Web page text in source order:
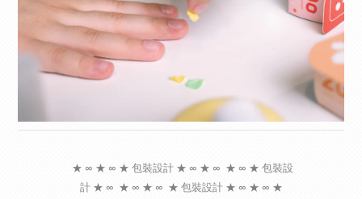
★ ∞ ★ ∞ ★ 包裝設計 ★ ∞ ★ ∞ ★ ∞ ★ 包裝設
計 ★ ∞ ★ ∞ ★ ∞ ★ 包裝設計 ★ ∞ ★ ∞ ★